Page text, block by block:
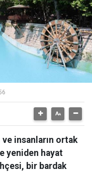
ve insanların ortak
yeniden hayat
bir bardak